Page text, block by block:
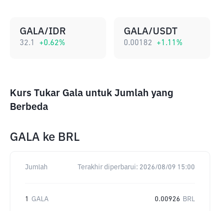
GALA/IDR
32.1 +0.62%
GALA/USDT
0.00182 +1.11 %
Kurs Tukar Gala untuk Jumlah yang
Berbeda
GALA ke BRL
Jumlah Terakhir diperbarui: 2026/08/09 15:00
1 GALA 0.00926 BRL